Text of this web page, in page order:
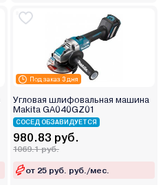
Под заказ 3 дня
Угловая шлифовальная машина
Makita GA040GZ01
СОСЕД ОБЗАВИДУЕТСЯ
980.83 руб.
1069.1 руб.
от 25 руб. руб./мес.